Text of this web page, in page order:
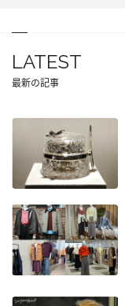
LATEST
最新の記事